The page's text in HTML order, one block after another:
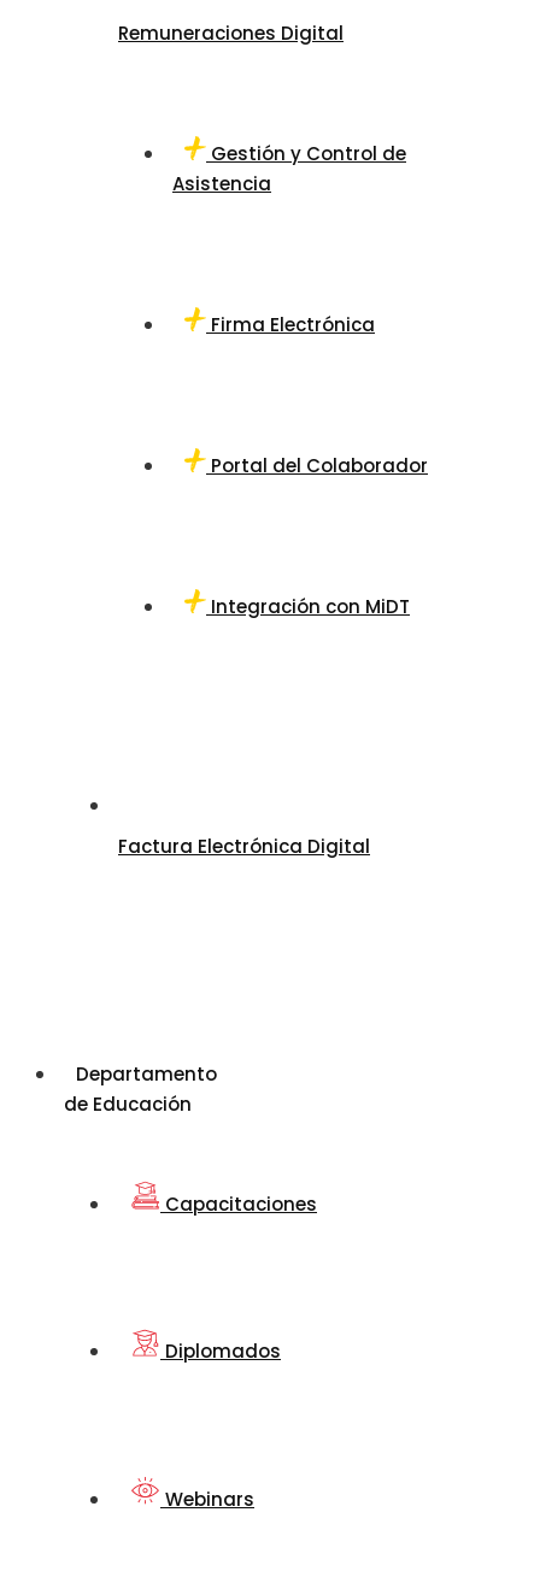
Remuneraciones Digital
Gestión y Control de
Asistencia
Firma Electrónica
Portal del Colaborador
Integración con MiDT
Factura Electrónica Digital
Departamento
de Educación
Capacitaciones
Diplomados
Webinars